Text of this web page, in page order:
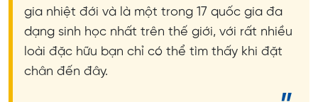
gia nhiệt đới và là một trong 17 quốc gia đa
dạng sinh học nhất trên thế giới, với rất nhiều
loài đặc hữu bạn chỉ có thể tìm thấy khi đặt
chân đến đây.